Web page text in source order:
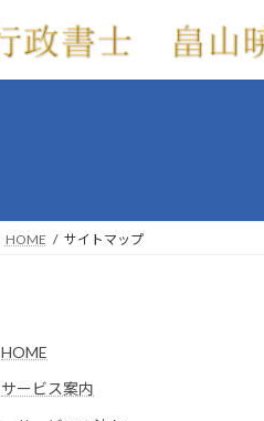
HOME サイトマップ
HOME
サービス案内